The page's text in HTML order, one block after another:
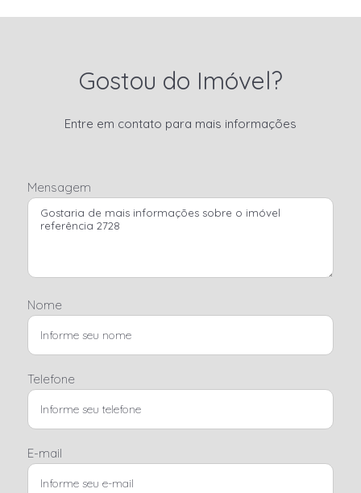
Gostou do Imóvel?
Entre em contato para mais informações
Mensagem
Nome
Telefone
E-mail